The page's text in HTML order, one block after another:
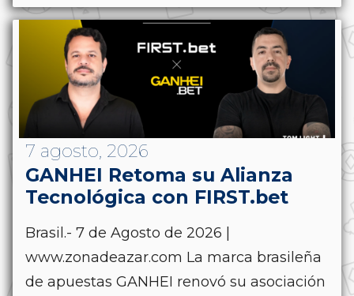
7 agosto, 2026
GANHEI Retoma su Alianza
Tecnológica con FIRST.bet
Brasil.- 7 de Agosto de 2026 |
www.zonadeazar.com La marca brasileña
de apuestas GANHEI renovó su asociación